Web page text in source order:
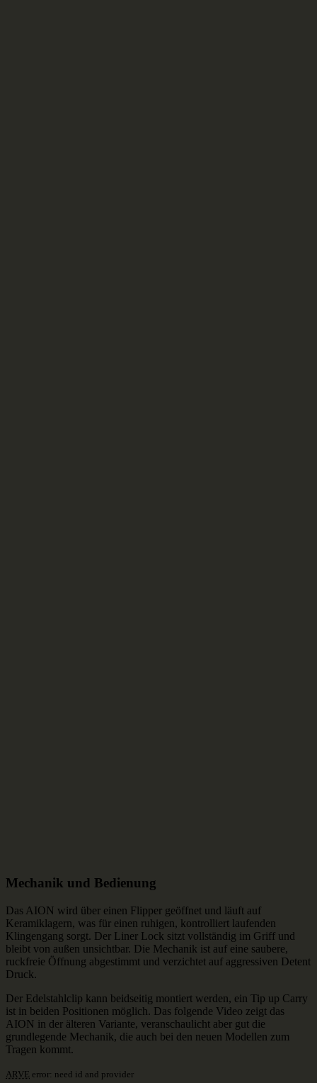
Mechanik und Bedienung
Das AION wird über einen Flipper geöffnet und läuft auf
Keramiklagern, was für einen ruhigen, kontrolliert laufenden
Klingengang sorgt. Der Liner Lock sitzt vollständig im Griff und
bleibt von außen unsichtbar. Die Mechanik ist auf eine saubere,
ruckfreie Öffnung abgestimmt und verzichtet auf aggressiven Detent
Druck.
Der Edelstahlclip kann beidseitig montiert werden, ein Tip up Carry
ist in beiden Positionen möglich. Das folgende Video zeigt das
AION in der älteren Variante, veranschaulicht aber gut die
grundlegende Mechanik, die auch bei den neuen Modellen zum
Tragen kommt.
ARVE error: need id and provider